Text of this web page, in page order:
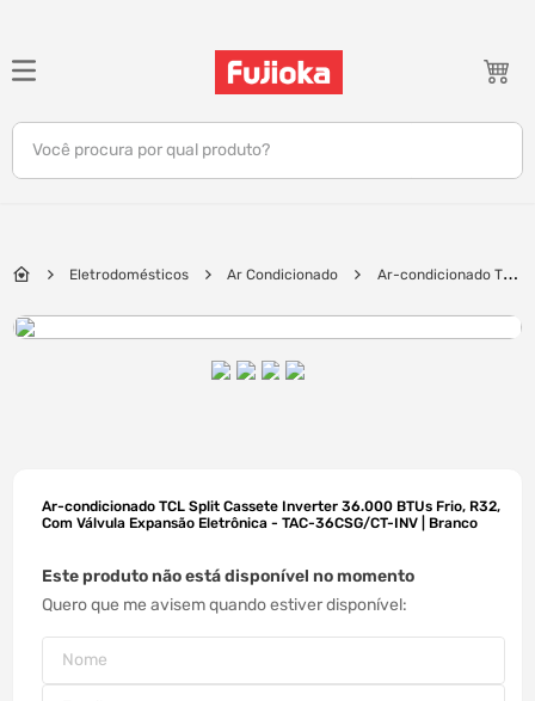
Você procura por qual produto?
Eletrodomésticos Ar Condicionado
Ar-condicionado TCL
Eletrônica - TAC-36CSG/CT-INV | Branco
Ar-condicionado TCL Split Cassete Inverter 36.000 BTUs Frio, R32,
Com Válvula Expansão Eletrônica - TAC-36CSG/CT-INV | Branco
Este produto não está disponível no momento
Quero que me avisem quando estiver disponível
TERMOS MAIS BUSCADOS
1º
notebook
5º
tablet
7º
impressora
10º fone